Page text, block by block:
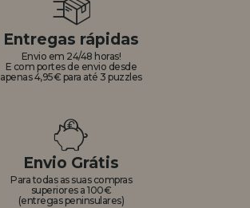
Entregas rápidas
Envio em 24/48 horas!
E com portes de envio desde
apenas 4,95€ para até 3 puzzles
Envio Grátis
Para todas as suas compras
superiores a 100€
(entregas peninsulares)